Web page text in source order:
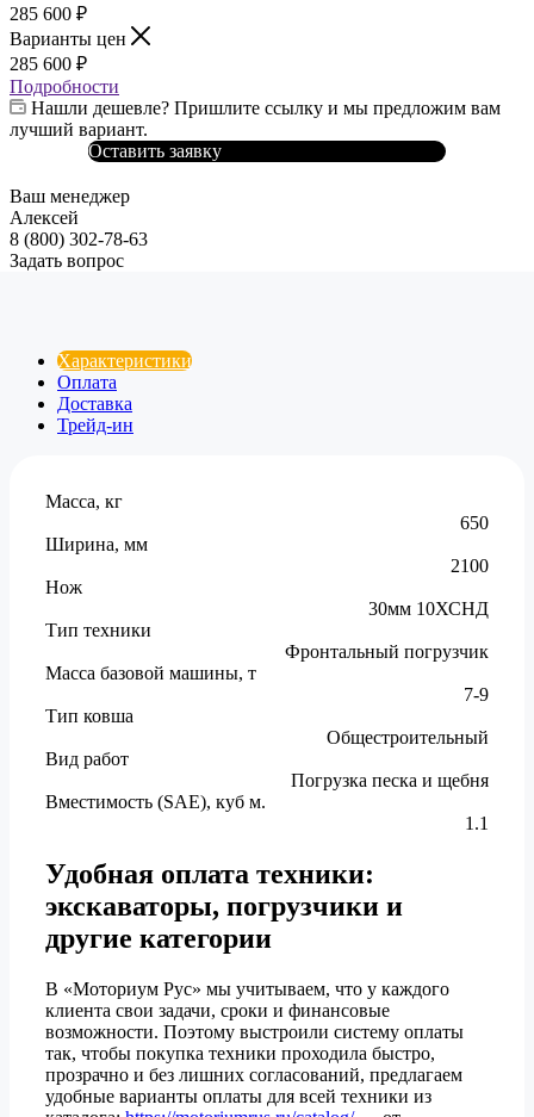
285 600 ₽
Варианты цен
285 600 ₽
Подробности
Нашли дешевле? Пришлите ссылку и мы предложим вам
лучший вариант.
Оставить заявку
Ваш менеджер
Алексей
8 (800) 302-78-63
Задать вопрос
Характеристики
Оплата
Доставка
Трейд-ин
Масса, кг
650
Ширина, мм
2100
Нож
30мм 10ХСНД
Тип техники
Фронтальный погрузчик
Масса базовой машины, т
7-9
Тип ковша
Общестроительный
Вид работ
Погрузка песка и щебня
Вместимость (SAE), куб м.
1.1
Удобная оплата техники:
экскаваторы, погрузчики и
другие категории
В «Моториум Рус» мы учитываем, что у каждого
клиента свои задачи, сроки и финансовые
возможности. Поэтому выстроили систему оплаты
так, чтобы покупка техники проходила быстро,
прозрачно и без лишних согласований, предлагаем
удобные варианты оплаты для всей техники из